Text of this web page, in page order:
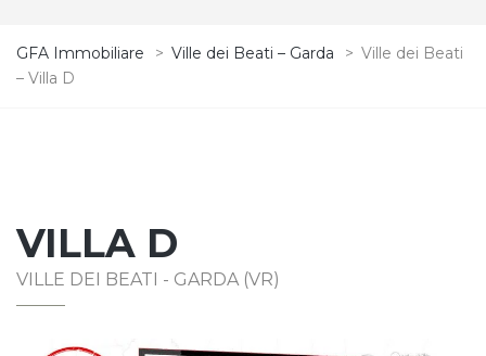
GFA Immobiliare > Ville dei Beati – Garda > Ville dei Beati
– Villa D
VILLA D
VILLE DEI BEATI - GARDA (VR)